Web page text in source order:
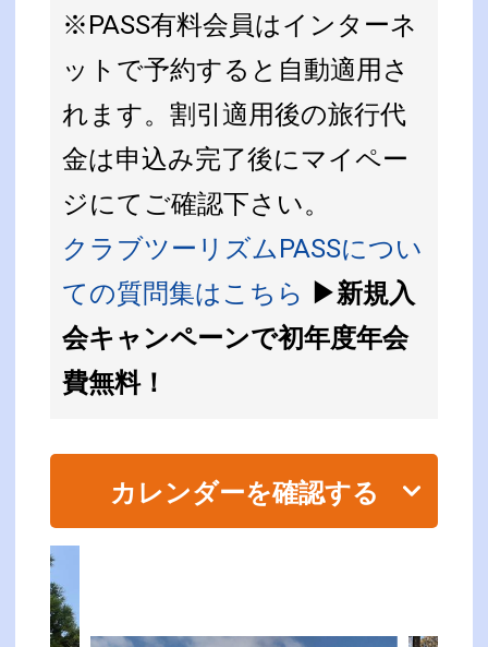
※PASS有料会員はインターネ
ットで予約すると自動適用さ
れます。割引適用後の旅行代
金は申込み完了後にマイペー
ジにてご確認下さい。
クラブツーリズムPASSについ
ての質問集はこちら ▶新規入
会キャンペーンで初年度年会
費無料！
カレンダーを確認する